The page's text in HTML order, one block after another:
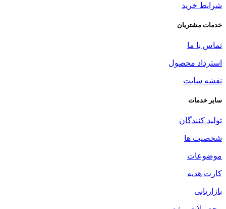
شرایط خرید
خدمات مشتریان
تماس با ما
استرداد محصول
نقشه سایت
سایر خدمات
تولید کنندگان
شخصیت ها
موضوعات
کارت هدیه
بازاریابی